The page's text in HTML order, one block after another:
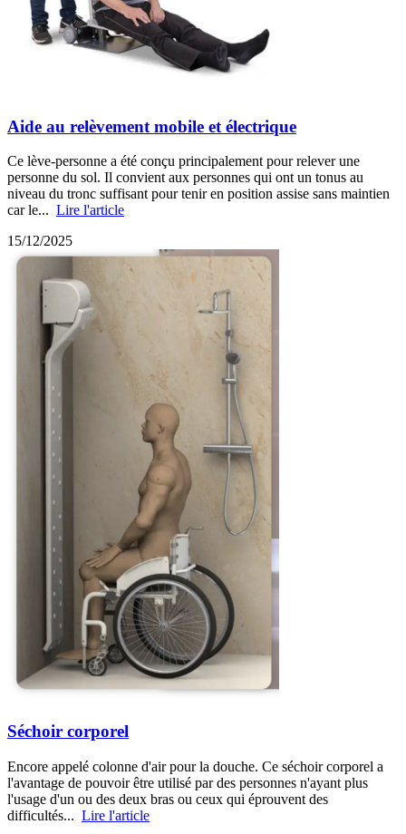
Aide au relèvement mobile et électrique
Ce lève-personne a été conçu principalement pour relever une
personne du sol. Il convient aux personnes qui ont un tonus au
niveau du tronc suffisant pour tenir en position assise sans maintien
car le... Lire l'article
15/12/2025
Séchoir corporel
Encore appelé colonne d'air pour la douche. Ce séchoir corporel a
l'avantage de pouvoir être utilisé par des personnes n'ayant plus
l'usage d'un ou des deux bras ou ceux qui éprouvent des
difficultés... Lire l'article